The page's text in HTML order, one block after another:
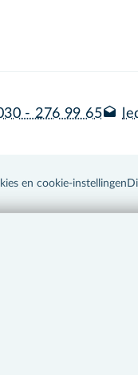
- 276 99 65
en cookie-instellingen